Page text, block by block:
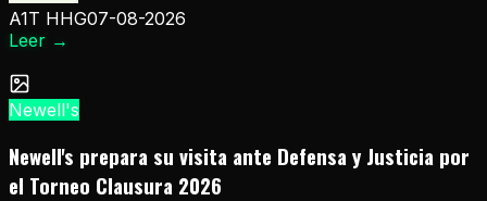
A1T HHG07-08-2026
Leer →
Newell's
Newell's prepara su visita ante Defensa y Justicia por
el Torneo Clausura 2026